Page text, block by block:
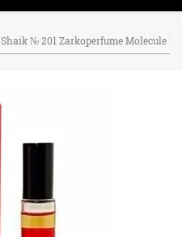
Shaik № 201 Zarkoperfume Molecule